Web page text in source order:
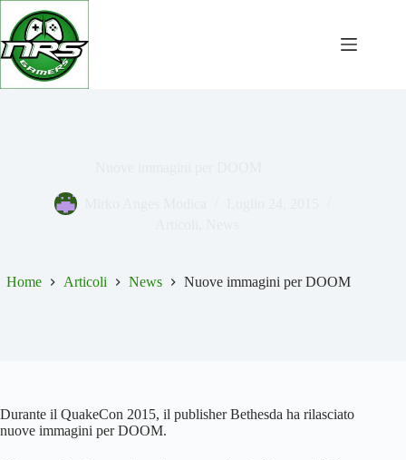
Salta
contenuto
Home Articoli News Nuove immagini per DOOM
Durante il QuakeCon 2015, il publisher Bethesda ha rilasciato
nuove immagini per DOOM.